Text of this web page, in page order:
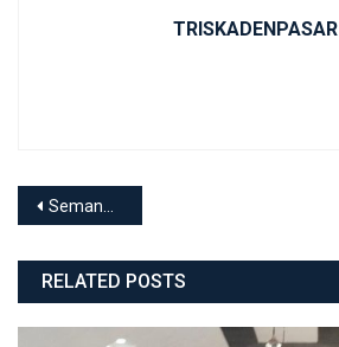
TRISKADENPASAR
Post navigation
Semangat Kartini Masa Kini: SMKN 3 Denpasar Meriahkan Peringatan dengan Ragam Lomba dan Upacara Khidmat
RELATED POSTS